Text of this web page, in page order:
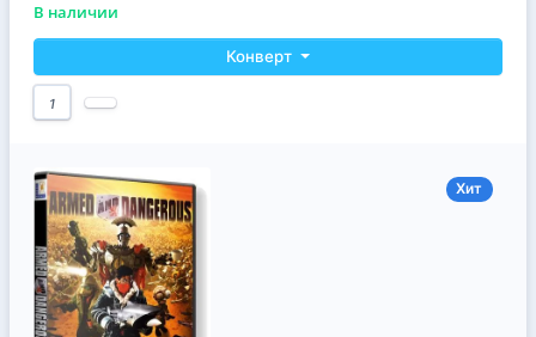
В наличии
Конверт
1
Хит